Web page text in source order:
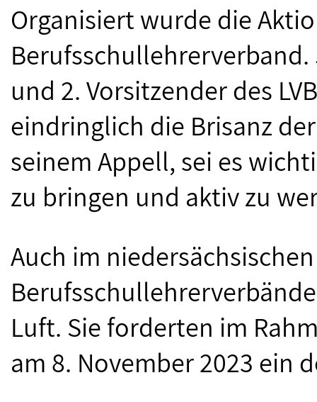
Organisiert wurde die
und 2. Vorsitzender des
eindringlich die Brisanz
seinem Appell, sei es
zu bringen und aktiv zu
Auch im
Luft. Sie forderten im
am 8. November 2023 ein